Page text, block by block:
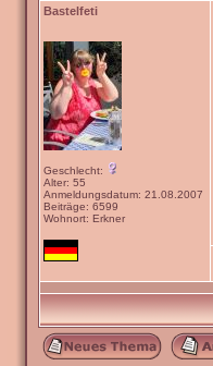
Bastelfeti
Geschlecht:
Alter: 55
Anmeldungsdatum: 21.08.2007
Beiträge: 6599
Wohnort: Erkner